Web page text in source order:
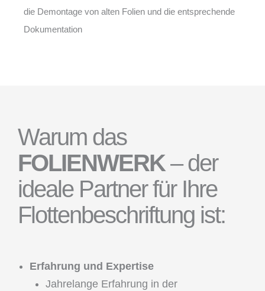
die Demontage von alten Folien und die entsprechende
Dokumentation
Warum das
FOLIENWERK– der
ideale Partner für Ihre
Flottenbeschriftung ist:
Erfahrung und Expertise
Jahrelange Erfahrung in der